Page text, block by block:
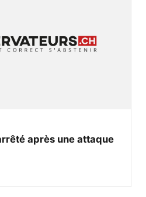
après une attaque